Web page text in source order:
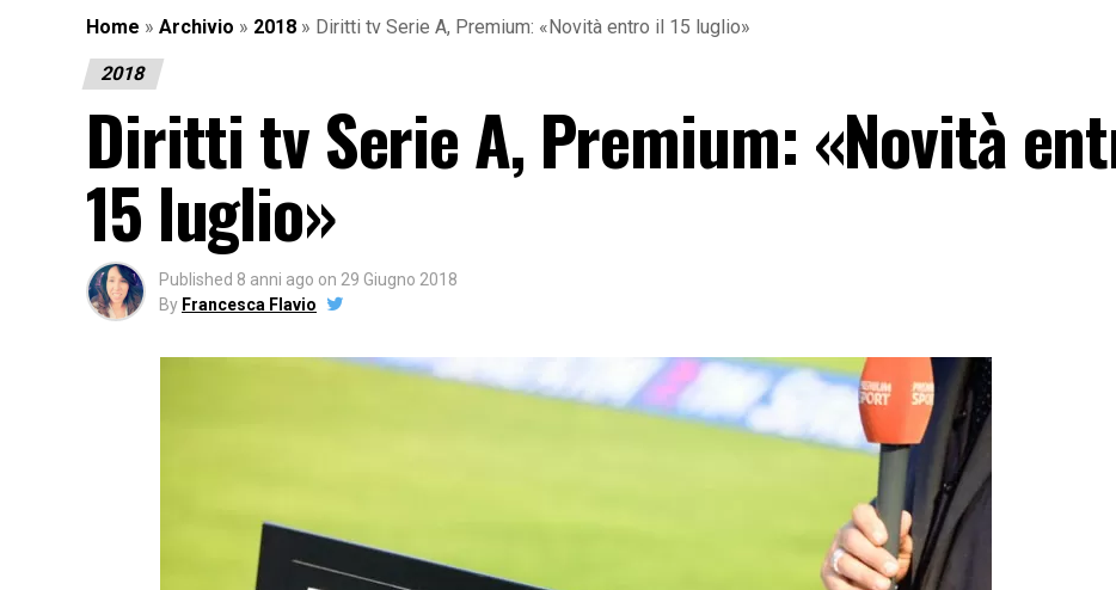
Home » Archivio » 2018 » Diritti tv Serie A, Premium: «Novità entro il 15 luglio»
2018
Diritti tv Serie A, Premium: «Novità
15 luglio»
Published 8 anni ago on 29 Giugno 2018
By Francesca Flavio